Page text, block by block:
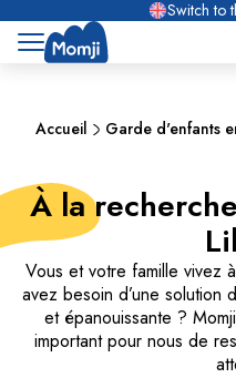
Switch to
Accueil Garde d'enfants
À la
Vous et votre famille vivez
avez besoin d’une
et épanouissante ?
important pour nous de